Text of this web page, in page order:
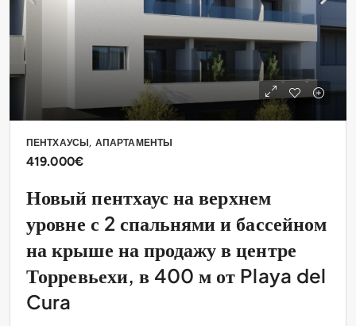
ПЕНТХАУСЫ, АПАРТАМЕНТЫ
419.000€
Новый пентхаус на верхнем
уровне с 2 спальнями и бассейном
на крыше на продажу в центре
Торревьехи, в 400 м от Playa del
Cura